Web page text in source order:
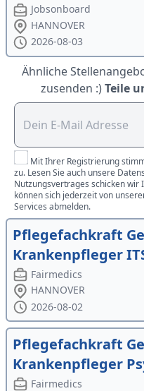
Jobsonboard
HANNOVER
2026-08-03
Ähnliche
zusenden :) Teile
Mit Ihrer Registrierung
zu. Lesen Sie auch unsere
Nutzungsvertrages schicken wir
können sich jederzeit von
Services abmelden.
Pflegefachkraft
Krankenpfleger
Fairmedics
HANNOVER
2026-08-02
Pflegefachkraft
Krankenpfleger
Fairmedics